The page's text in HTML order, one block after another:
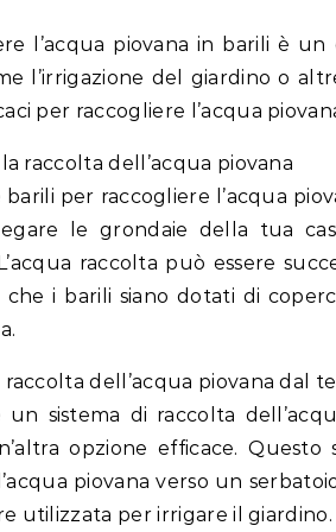
l’acqua piovana in barili è
l’irrigazione del giardino o
per raccogliere l’acqua
raccolta dell’acqua piovana
barili per raccogliere l’acqua
le grondaie della tua
raccolta può essere
che i barili siano dotati di
raccolta dell’acqua piovana dal
un sistema di raccolta
opzione efficace.
piovana verso un
utilizzata per irrigare il giardino.